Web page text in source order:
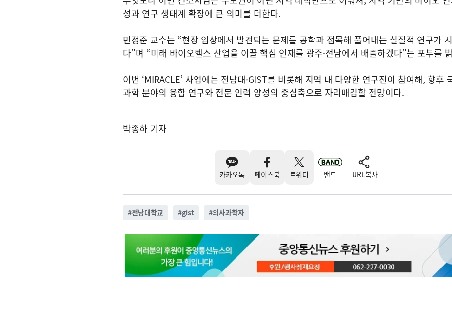
성과 연구 생태계 확장에 큰 의미를 더한다.
민정준 교수는 “현장 임상에서 발견되는 문제를 공학과 접목해 풀어내는 실질적 연구가
다”며 “미래 바이오헬스 산업을 이끌 핵심 인재를 광주·전남에서 배출하겠다”는 포부를
이번 ‘MIRACLE’ 사업에는 전남대·GIST를 비롯해 지역 내 다양한 연구진이 참여해, 향후
과학 분야의 융합 연구와 전문 인력 양성의 중심축으로 자리매김할 전망이다.
박종하 기자
카카오톡 페이스북 트위터 밴드 URL복사
#전남대학교 #gist #의사과학자